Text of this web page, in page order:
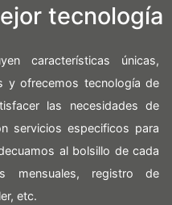
tecnología
características únicas,
y ofrecemos tecnología de
las necesidades de
servicios especificos para
al bolsillo de cada
mensuales, registro de
etc.